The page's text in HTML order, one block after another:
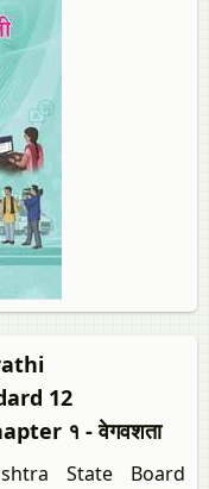
12
१ - वेगवशता
State Board